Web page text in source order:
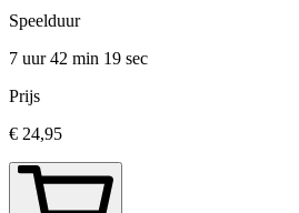
Speelduur
7 uur 42 min 19 sec
Prijs
€ 24,95